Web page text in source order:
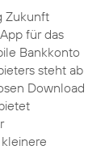
Zukunft
für das
Bankkonto
steht ab
Download